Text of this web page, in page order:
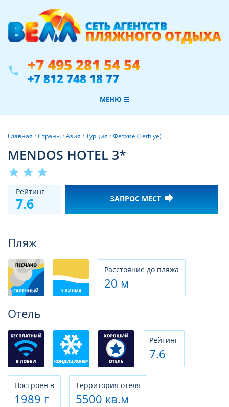
phone +7 495 281 54 54
+7 812 748 18 77
МЕНЮ ☰
Главная /Страны/Азия /Турция /Фетхие (Fethiye)
MENDOS HOTEL 3*
star star star
Рeйтинг
7.6 ЗАПРОС МЕСТ forward
Пляж
Расстояние до пляжа
20 м
Отель
Рeйтинг
7.6
Построен в
1989 г
Территория отеля
5500 кв.м